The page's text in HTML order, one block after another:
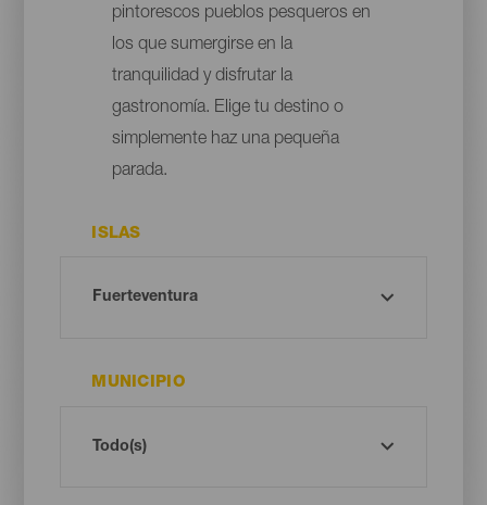
pintorescos pueblos pesqueros en
los que sumergirse en la
tranquilidad y disfrutar la
gastronomía. Elige tu destino o
simplemente haz una pequeña
parada.
ISLAS
MUNICIPIO